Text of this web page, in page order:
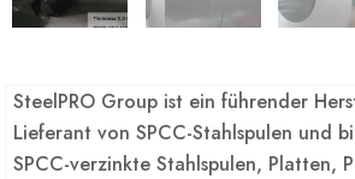
SteelPRO Group ist ein führender
Lieferant von SPCC-Stahlspulen und
SPCC-verzinkte Stahlspulen, Platten,